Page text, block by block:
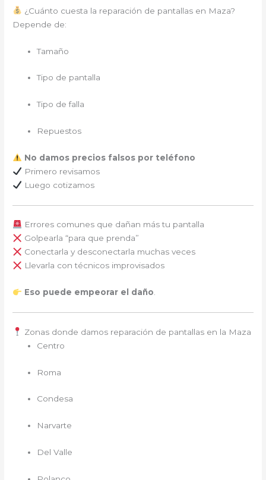
¿Cuánto cuesta la reparación de pantallas en Maza?
Depende de:
Tamaño
Tipo de pantalla
Tipo de falla
Repuestos
No damos precios falsos por teléfono
Primero revisamos
Luego cotizamos
Errores comunes que dañan más tu pantalla
Golpearla “para que prenda”
Conectarla y desconectarla muchas veces
Llevarla con técnicos improvisados
Eso puede empeorar el daño.
Zonas donde damos reparación de pantallas en la Maza
Centro
Roma
Condesa
Narvarte
Del Valle